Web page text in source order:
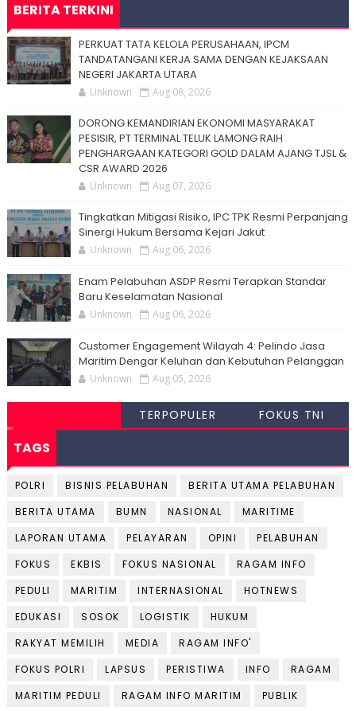
BERITA TERKINI
PERKUAT TATA KELOLA PERUSAHAAN, IPCM
TANDATANGANI KERJA SAMA DENGAN KEJAKSAAN
NEGERI JAKARTA UTARA
Unknown Aug 08, 2026
DORONG KEMANDIRIAN EKONOMI MASYARAKAT
PESISIR, PT TERMINAL TELUK LAMONG RAIH
PENGHARGAAN KATEGORI GOLD DALAM AJANG TJSL &
CSR AWARD 2026
Unknown Aug 07, 2026
Tingkatkan Mitigasi Risiko, IPC TPK Resmi Perpanjang
Sinergi Hukum Bersama Kejari Jakut
Unknown Aug 06, 2026
Enam Pelabuhan ASDP Resmi Terapkan Standar
Baru Keselamatan Nasional
Unknown Aug 06, 2026
Customer Engagement Wilayah 4: Pelindo Jasa
Maritim Dengar Keluhan dan Kebutuhan Pelanggan
Unknown Aug 05, 2026
TERPOPULER FOKUS TNI
TAGS
POLRI BISNIS PELABUHAN
BERITA UTAMA PELABUHAN
BERITA UTAMA
BUMN NASIONAL
MARITIME
LAPORAN UTAMA
PELAYARAN OPINI
PELABUHAN
FOKUS
EKBIS FOKUS NASIONAL
RAGAM INFO
PEDULI
MARITIM INTERNASIONAL
HOTNEWS
EDUKASI
SOSOK LOGISTIK
HUKUM
RAKYAT MEMILIH
MEDIA
RAGAM INFO'
FOKUS POLRI
LAPSUS PERISTIWA INFO
RAGAM
MARITIM PEDULI
RAGAM INFO MARITIM
PUBLIK